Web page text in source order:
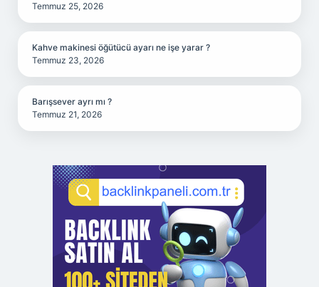
Temmuz 25, 2026
Kahve makinesi öğütücü ayarı ne işe yarar ?
Temmuz 23, 2026
Barışsever ayrı mı ?
Temmuz 21, 2026